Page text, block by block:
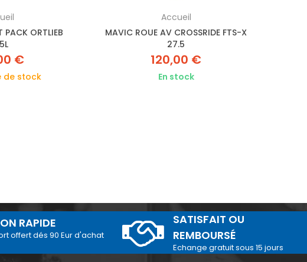
PACK ORTLIEB
€
de stock
Accueil
MAVIC ROUE AV CROSSRIDE FTS-X
27.5
120,00 €
En stock
RAPIDE
offert dés 90 Eur d'achat
SATISFAIT OU
REMBOURSÉ
Echange gratuit sous 15 jours